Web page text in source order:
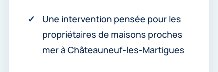
Une intervention pensée pour les
propriétaires de maisons proches
mer à Châteauneuf-les-Martigues